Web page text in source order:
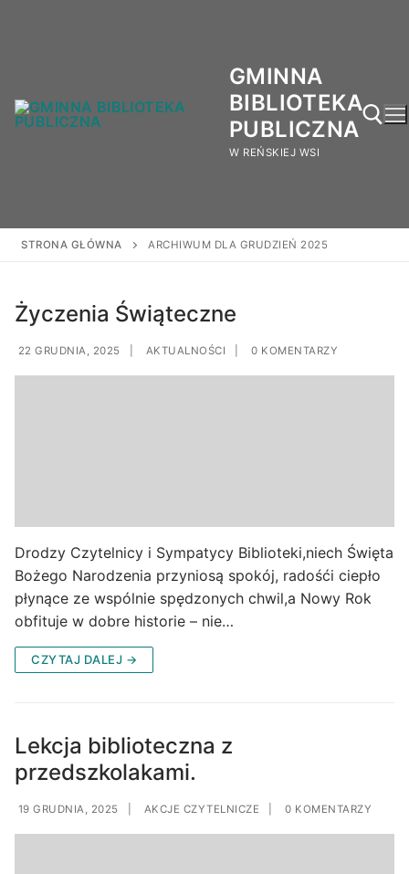
GMINNA
BIBLIOTEKA
PUBLICZNA
W REŃSKIEJ WSI
STRONA GŁÓWNA ARCHIWUM DLA GRUDZIEŃ 2025
Życzenia Świąteczne
22 GRUDNIA, 2025 AKTUALNOŚCI 0 KOMENTARZY
Drodzy Czytelnicy i Sympatycy Biblioteki,niech Święta
Bożego Narodzenia przyniosą spokój, radośći ciepło
płynące ze wspólnie spędzonych chwil,a Nowy Rok
obfituje w dobre historie – nie…
CZYTAJ DALEJ →
Lekcja biblioteczna z
przedszkolakami.
19 GRUDNIA, 2025 AKCJE CZYTELNICZE 0 KOMENTARZY